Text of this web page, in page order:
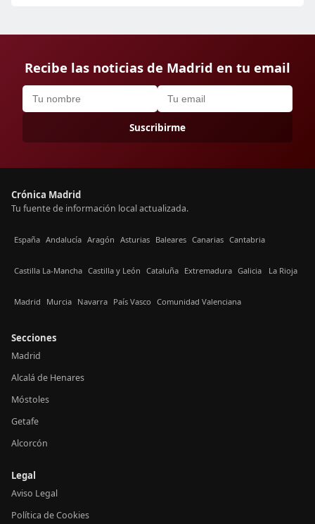
Recibe las noticias de Madrid en tu email
Suscribirme
Crónica Madrid
Tu fuente de información local actualizada.
España Andalucía Aragón Asturias Baleares Canarias Cantabria
Castilla La-Mancha Castilla y León Cataluña Extremadura Galicia La Rioja
Madrid Murcia Navarra País Vasco Comunidad Valenciana
Secciones
Madrid
Alcalá de Henares
Móstoles
Getafe
Alcorcón
Legal
Aviso Legal
Política de Cookies